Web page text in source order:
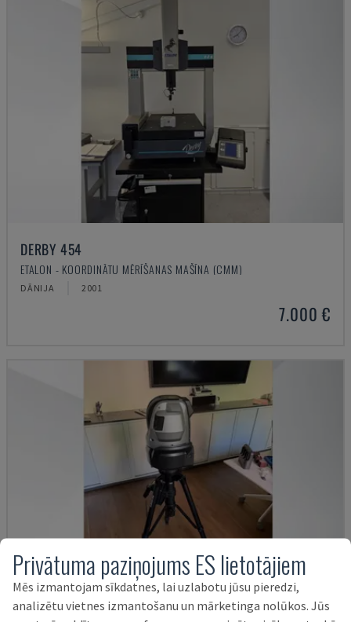
DERBY 454
ETALON - KOORDINĀTU MĒRĪŠANAS MAŠĪNA (CMM)
DĀNIJA 2001
7.000 €
Privātuma paziņojums ES lietotājiem
Mēs izmantojam sīkdatnes, lai uzlabotu jūsu pieredzi,
analizētu vietnes izmantošanu un mārketinga nolūkos. Jūs